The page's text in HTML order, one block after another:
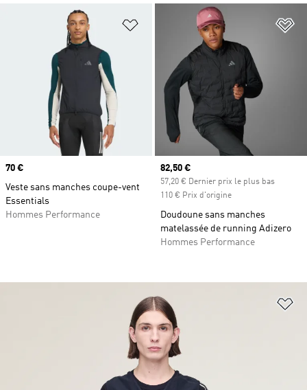
Ajouter à la Liste de produits
Prix
70 €
Veste sans manches coupe-vent
Essentials
Hommes Performance
Prix actuel
82,50 €
57,20 € Dernier prix le plus bas
110 € Prix d'origine
Doudoune sans manches
matelassée de running Adizero
Hommes Performance